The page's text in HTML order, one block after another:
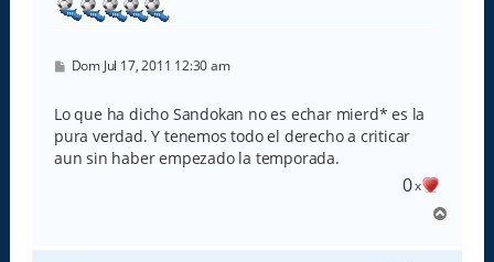
M
s
a
j
e
Dom Jul 17, 2011 12:30 am
Lo que ha dicho Sandokan no es echar mierd* es la
pura verdad. Y tenemos todo el derecho a criticar
aun sin haber empezado la temporada.
0x
r